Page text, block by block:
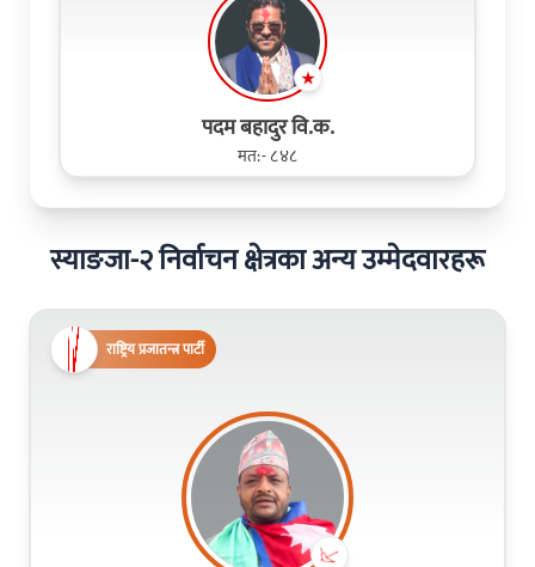
पदम बहादुर वि.क.
मत:- ८४८
स्याङजा-२ निर्वाचन क्षेत्रका अन्य उम्मेदवारहरू
राष्ट्रिय प्रजातन्त्र पार्टी